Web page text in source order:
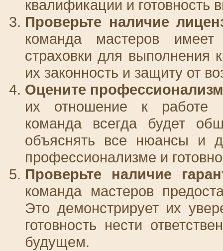
квалификации и готовность
Проверьте наличие
команда мастеров
страховки для выполнения
их законность и защиту от
Оцените
их отношение к работе
команда всегда будет
объяснять все нюансы и
профессионализме и
Проверьте наличие
команда мастеров
Это демонстрирует их
готовность нести
будущем.